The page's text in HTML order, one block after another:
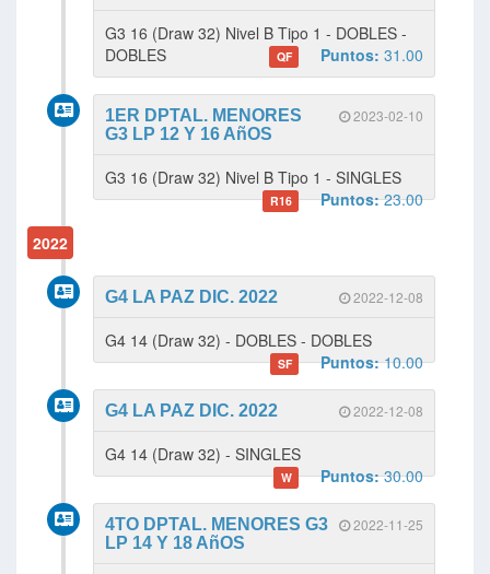
G3 16 (Draw 32) Nivel B Tipo 1 - DOBLES -
DOBLES
QF Puntos: 31.00
2023-02-10
1ER DPTAL. MENORES
G3 LP 12 Y 16 AñOS
G3 16 (Draw 32) Nivel B Tipo 1 - SINGLES
R16 Puntos:23.00
2022
2022-12-08
G4 LA PAZ DIC. 2022
G4 14 (Draw 32) - DOBLES - DOBLES
SF Puntos:10.00
2022-12-08
G4 LA PAZ DIC. 2022
G4 14 (Draw 32) - SINGLES
W Puntos:30.00
2022-11-25
4TO DPTAL. MENORES G3
LP 14 Y 18 AñOS